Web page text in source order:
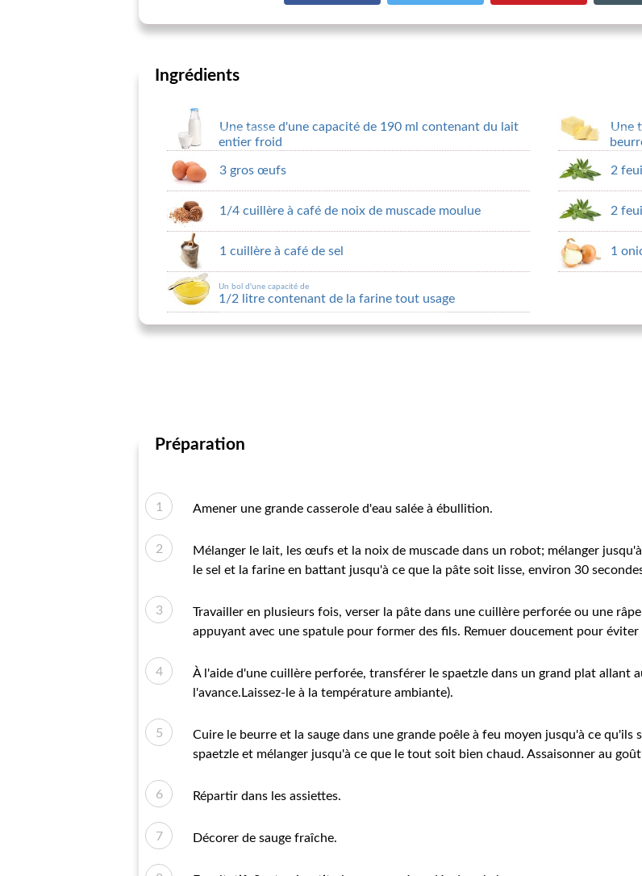
Ingrédients
Une tasse d'une capacité de 190 ml contenant du lait
entier froid
3 gros œufs
1/4 cuillère à café de noix de muscade moulue
1 cuillère à café de sel
Un bol d'une capacité de
1/2 litre contenant de la farine tout usage
Une
2
2
1
Préparation
Amener une grande casserole d'eau salée à ébullition.
Mélanger le lait, les œufs et la noix de muscade dans un robot; mélanger
le sel et la farine en battant jusqu'à ce que la pâte soit lisse, environ 30
Travailler en plusieurs fois, verser la pâte dans une cuillère perforée ou une
appuyant avec une spatule pour former des fils. Remuer doucement pour
À l'aide d'une cuillère perforée, transférer le spaetzle dans un grand plat allant
l'avance.Laissez-le à la température ambiante).
Cuire le beurre et la sauge dans une grande poêle à feu moyen jusqu'à ce
spaetzle et mélanger jusqu'à ce que le tout soit bien chaud. Assaisonner au
Répartir dans les assiettes.
Décorer de sauge fraîche.